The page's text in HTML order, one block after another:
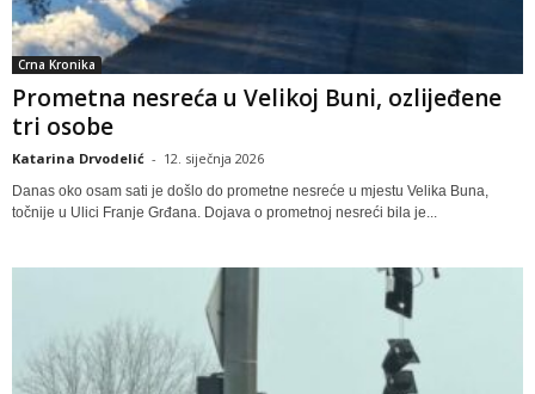
Crna Kronika
Prometna nesreća u Velikoj Buni, ozlijeđene
tri osobe
Katarina Drvodelić - 12. siječnja 2026
Danas oko osam sati je došlo do prometne nesreće u mjestu Velika Buna,
točnije u Ulici Franje Grđana. Dojava o prometnoj nesreći bila je...